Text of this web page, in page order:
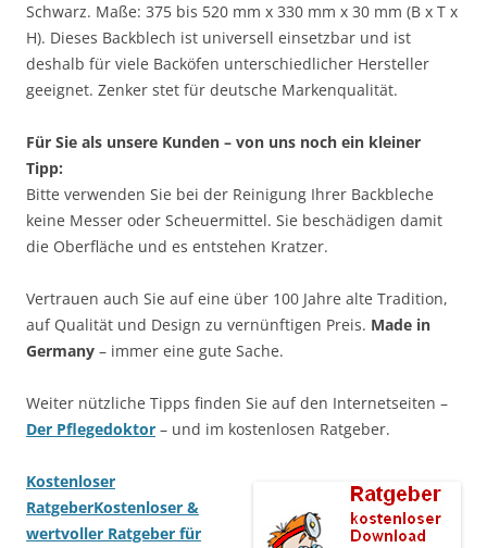
Schwarz. Maße: 375 bis 520 mm x 330 mm x 30 mm (B x T x
H). Dieses Backblech ist universell einsetzbar und ist
deshalb für viele Backöfen unterschiedlicher Hersteller
geeignet. Zenker stet für deutsche Markenqualität.
Für Sie als unsere Kunden – von uns noch ein kleiner
Tipp:
Bitte verwenden Sie bei der Reinigung Ihrer Backbleche
keine Messer oder Scheuermittel. Sie beschädigen damit
die Oberfläche und es entstehen Kratzer.
Vertrauen auch Sie auf eine über 100 Jahre alte Tradition,
auf Qualität und Design zu vernünftigen Preis. Made in
Germany – immer eine gute Sache.
Weiter nützliche Tipps finden Sie auf den Internetseiten –
Der Pflegedoktor – und im kostenlosen Ratgeber.
Kostenloser
RatgeberKostenloser &
wertvoller Ratgeber für